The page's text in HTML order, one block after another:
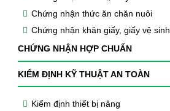
Chứng nhận thức ăn chăn nuôi
Chứng nhận khăn giấy, giấy vệ sinh
CHỨNG NHẬN HỢP CHUẨN
KIỂM ĐỊNH KỸ THUẬT AN TOÀN
Kiểm định thiết bị nâng